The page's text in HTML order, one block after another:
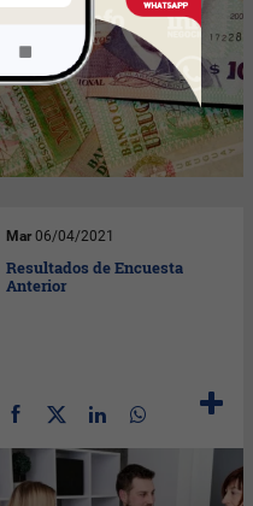
Mar 06/04/2021
Resultados de Encuesta
Anterior